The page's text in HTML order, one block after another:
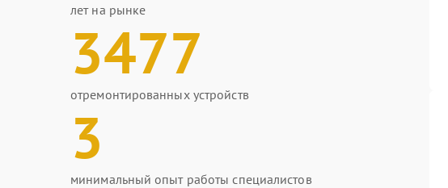
лет на рынке
3477
отремонтированных устройств
3
минимальный опыт работы специалистов